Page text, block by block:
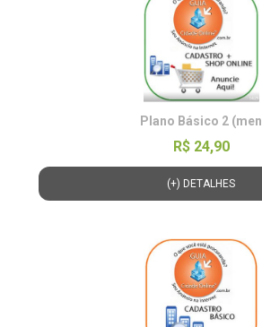
Plano Básico 2 (men
R$ 24,90
(+) DETALHES